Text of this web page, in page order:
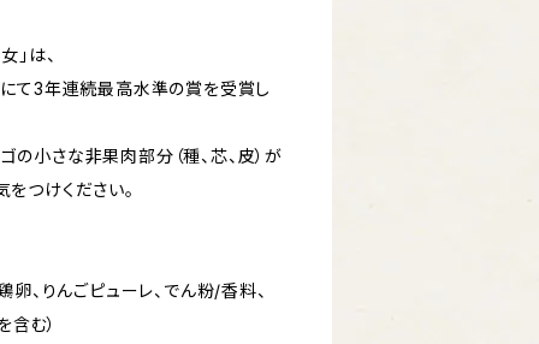
」は、
て3年連続最高水準の賞を受賞し
小さな非果肉部分（種、芯、皮）が
つけください。
卵、りんごピューレ、でん粉/香料、
含む）